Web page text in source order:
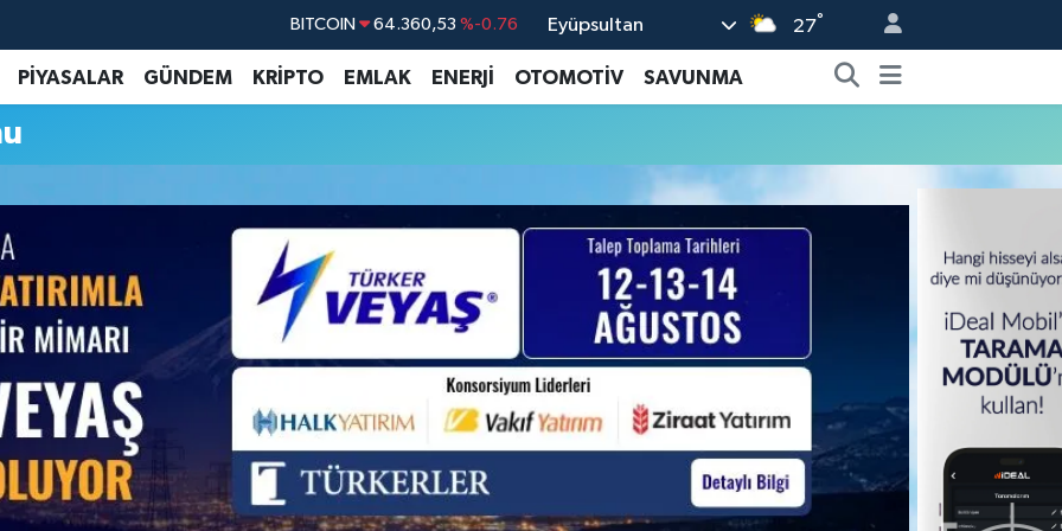
BITCOIN 64.360,53 %-0.76
DOLAR 47,7069 %0.17
EURO 55,0265 %0.01
%64
Eyüpsultan 27°
PİYASALAR GÜNDEM KRİPTO EMLAK ENERJİ OTOMOTİV SAVUNMA